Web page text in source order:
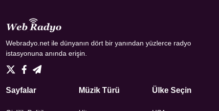
Webradyo.net ile dünyanın dört bir yanından yüzlerce radyo
istasyonuna anında erişin.
Sayfalar Müzik Türü Ülke Seçin